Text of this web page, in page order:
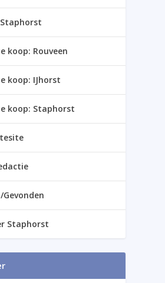
Staphorst
koop: Rouveen
koop: IJhorst
koop: Staphorst
Staphorst